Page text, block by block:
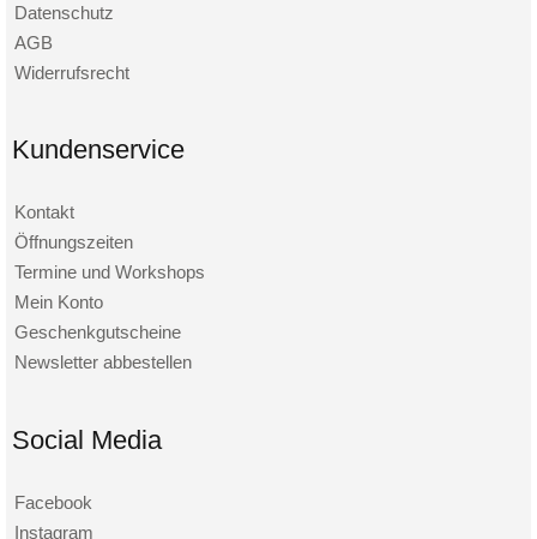
Datenschutz
AGB
Widerrufsrecht
Kundenservice
Kontakt
Öffnungszeiten
Termine und Workshops
Mein Konto
Geschenkgutscheine
Newsletter abbestellen
Social Media
Facebook
Instagram